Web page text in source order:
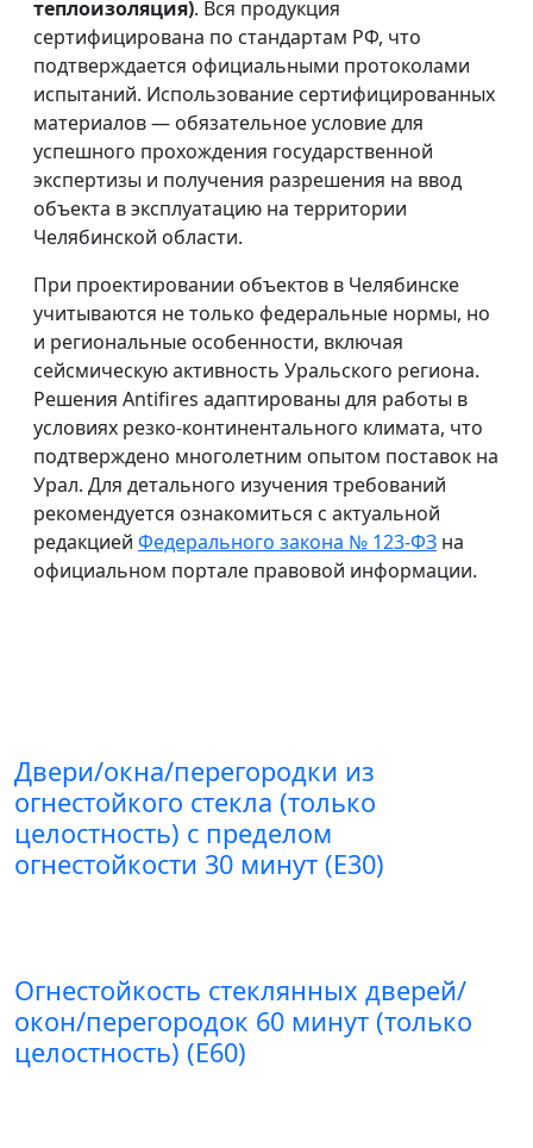
теплоизоляция). Вся продукция
сертифицирована по стандартам РФ, что
подтверждается официальными протоколами
испытаний. Использование сертифицированных
материалов — обязательное условие для
успешного прохождения государственной
экспертизы и получения разрешения на ввод
объекта в эксплуатацию на территории
Челябинской области.
При проектировании объектов в Челябинске
учитываются не только федеральные нормы, но
и региональные особенности, включая
сейсмическую активность Уральского региона.
Решения Antifires адаптированы для работы в
условиях резко-континентального климата, что
подтверждено многолетним опытом поставок на
Урал. Для детального изучения требований
рекомендуется ознакомиться с актуальной
редакцией Федерального закона № 123-ФЗ на
официальном портале правовой информации.
Двери/окна/перегородки из
огнестойкого стекла (только
целостность) с пределом
огнестойкости 30 минут (E30)
Огнестойкость стеклянных дверей/
окон/перегородок 60 минут (только
целостность) (E60)